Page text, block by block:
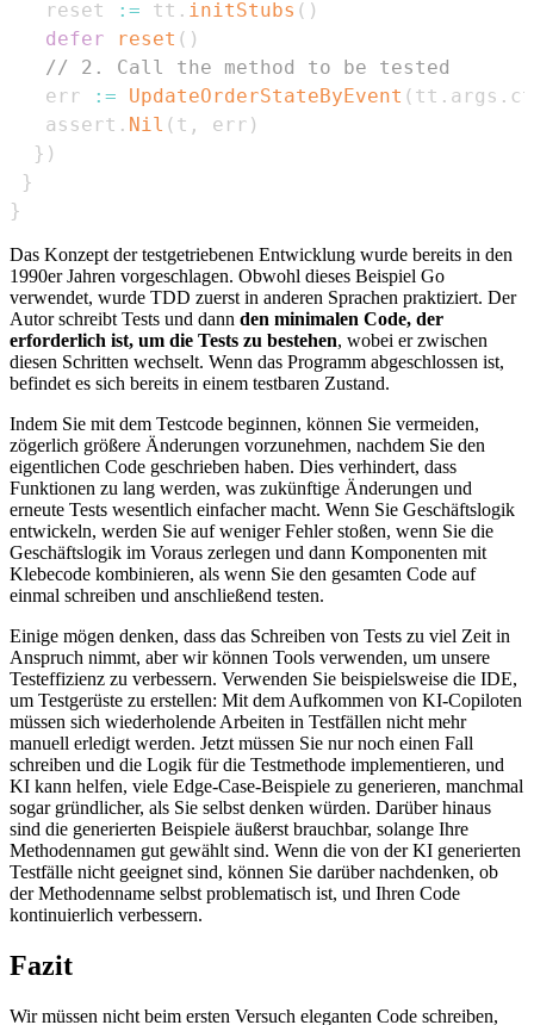
   reset
:= tt . initStubs ( )
defer
reset ( )
// 2. Call the method to be tested
   err
:= UpdateOrderStateByEvent ( tt . args .
   assert
. Nil ( t , err )
} )
}
}
Das Konzept der testgetriebenen Entwicklung wurde bereits in den
1990er Jahren vorgeschlagen. Obwohl dieses Beispiel Go
verwendet, wurde TDD zuerst in anderen Sprachen praktiziert. Der
Autor schreibt Tests und dann den minimalen Code, der
erforderlich ist, um die Tests zu bestehen, wobei er zwischen
diesen Schritten wechselt. Wenn das Programm abgeschlossen ist,
befindet es sich bereits in einem testbaren Zustand.
Indem Sie mit dem Testcode beginnen, können Sie vermeiden,
zögerlich größere Änderungen vorzunehmen, nachdem Sie den
eigentlichen Code geschrieben haben. Dies verhindert, dass
Funktionen zu lang werden, was zukünftige Änderungen und
erneute Tests wesentlich einfacher macht. Wenn Sie Geschäftslogik
entwickeln, werden Sie auf weniger Fehler stoßen, wenn Sie die
Geschäftslogik im Voraus zerlegen und dann Komponenten mit
Klebecode kombinieren, als wenn Sie den gesamten Code auf
einmal schreiben und anschließend testen.
Einige mögen denken, dass das Schreiben von Tests zu viel Zeit in
Anspruch nimmt, aber wir können Tools verwenden, um unsere
Testeffizienz zu verbessern. Verwenden Sie beispielsweise die IDE,
um Testgerüste zu erstellen: Mit dem Aufkommen von KI-Copiloten
müssen sich wiederholende Arbeiten in Testfällen nicht mehr
manuell erledigt werden. Jetzt müssen Sie nur noch einen Fall
schreiben und die Logik für die Testmethode implementieren, und
KI kann helfen, viele Edge-Case-Beispiele zu generieren, manchmal
sogar gründlicher, als Sie selbst denken würden. Darüber hinaus
sind die generierten Beispiele äußerst brauchbar, solange Ihre
Methodennamen gut gewählt sind. Wenn die von der KI generierten
Testfälle nicht geeignet sind, können Sie darüber nachdenken, ob
der Methodenname selbst problematisch ist, und Ihren Code
kontinuierlich verbessern.
Fazit
Wir müssen nicht beim ersten Versuch eleganten Code schreiben,